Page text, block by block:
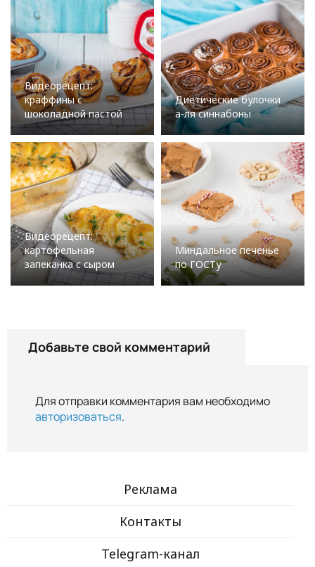
Видеорецепт:
краффины с
шоколадной пастой
Диетические булочки
а-ля синнабоны
Видеорецепт:
картофельная
запеканка с сыром
Миндальное печенье
по ГОСТу
Добавьте свой комментарий
Для отправки комментария вам необходимо
авторизоваться.
Реклама
Контакты
Telegram-канал